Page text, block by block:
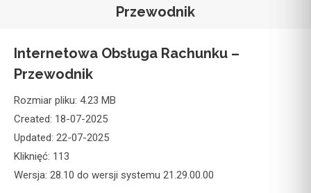
Przewodnik
Internetowa Obsługa Rachunku –
Przewodnik
Rozmiar pliku: 4.23 MB
Created: 18-07-2025
Updated: 22-07-2025
Kliknięć: 113
Wersja: 28.10 do wersji systemu 21.29.00.00